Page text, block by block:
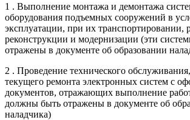
1 . Выполнение монтажа и демонтажа
оборудования подъемных сооружений в
эксплуатации, при их транспортировании,
реконструкции и модернизации (эти
отражены в документе об образовании
2 . Проведение технического
текущего ремонта электронных систем с
документов, отражающих выполнение
должны быть отражены в документе об
наладчика)